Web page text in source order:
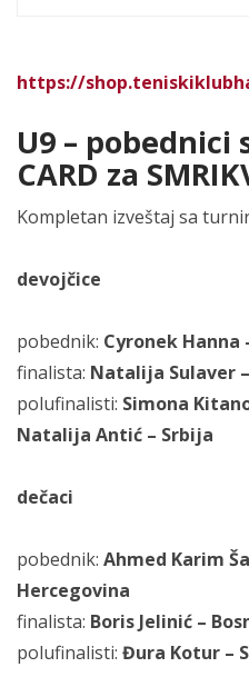
https://
U9 – pobednici
CARD za
Kompletan izveštaj sa
devojčice
pobednik: Cyronek Hanna
finalista: Natalija Sulaver
polufinalisti: Simona
Natalija Antić – Srbija
dečaci
pobednik: Ahmed Karim
Hercegovina
finalista: Boris Jelinić –
polufinalisti: Đura Kotur –